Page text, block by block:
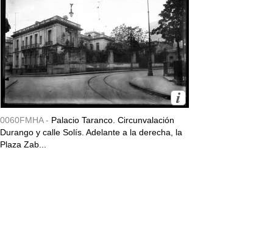
0060FMHA - Palacio Taranco. Circunvalación
Durango y calle Solís. Adelante a la derecha, la
Plaza Zab...